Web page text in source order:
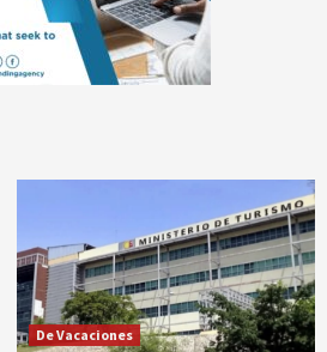
De Vacaciones